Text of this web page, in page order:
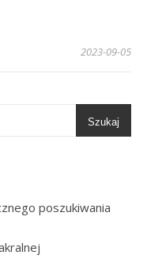
2023-09-05
Szukaj
poszukiwania